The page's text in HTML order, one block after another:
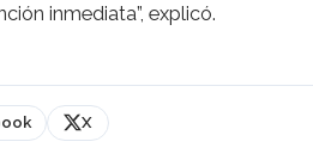
inmediata”, explicó.
X